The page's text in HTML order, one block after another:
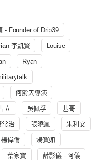
- Founder of Drip39
李凱賢 Louise
Ryan
何爵天導演
立 吳佩孚 基哥
常治 張曉嵐 朱利安
楊偉倫 湯寳如
葉家寶 薛影儀 - 阿儀